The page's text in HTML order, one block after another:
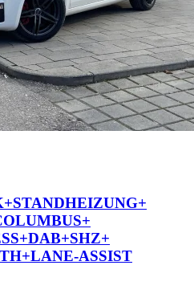
STANDHEIZUNG+
DAB+SHZ+
LANE-ASSIST